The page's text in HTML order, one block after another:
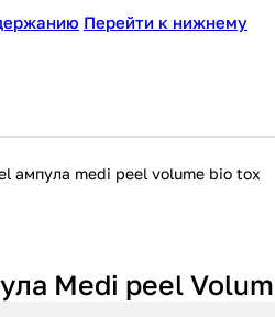
Перейти к нижнему
ампула medi peel volume bio tox
Medi peel